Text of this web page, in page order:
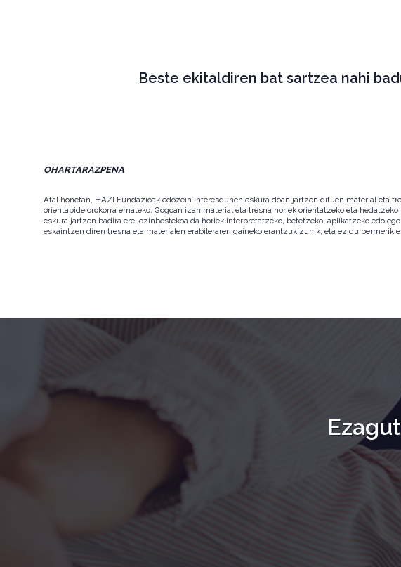
Beste ekitaldiren bat sartzea nahi
OHARTARAZPENA
Atal honetan, HAZI Fundazioak edozein interesdunen eskura doan jartzen dituen material eta
orientabide orokorra emateko. Gogoan izan material eta tresna horiek orientatzeko eta
eskura jartzen badira ere, ezinbestekoa da horiek interpretatzeko, betetzeko, aplikatzeko edo
eskaintzen diren tresna eta materialen erabileraren gaineko erantzukizunik, eta ez du